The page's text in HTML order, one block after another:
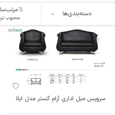
دسته‌بندی‌ها محبوب
سرویس مبل اداری آرام گستر مدل ایلا